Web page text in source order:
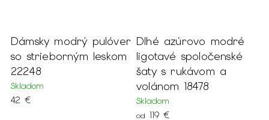
pulóver
leskom
Dlhé azúrovo modré
ligotavé spoločenské
šaty s rukávom a
volánom 18478
Béžové
sako s
rukávmi 22191
Skladom